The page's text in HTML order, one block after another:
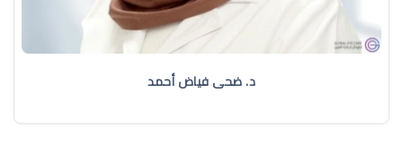
د. ضحى فياض أحمد